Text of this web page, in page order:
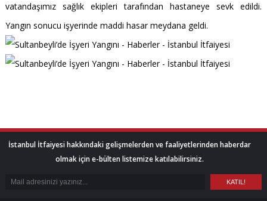
vatandaşımız sağlık ekipleri tarafından hastaneye sevk edildi.
Yangın sonucu işyerinde maddi hasar meydana geldi.
İstanbul İtfaiyesi hakkındaki gelişmelerden ve faaliyetlerinden haberdar
olmak için e-bülten listemize katılabilirsiniz.